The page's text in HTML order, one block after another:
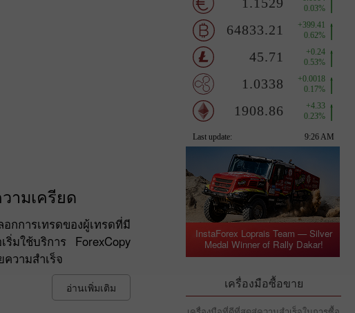
ามเครียด
ารเทรดของผู้เทรดที่มี
มใช้บริการ ForexCopy
วามสำเร็จ
อ่านเพิ่มเติม
InstaForex Loprais Team — Silver
Medal Winner of Rally Dakar!
เครื่องมือซื้อขาย